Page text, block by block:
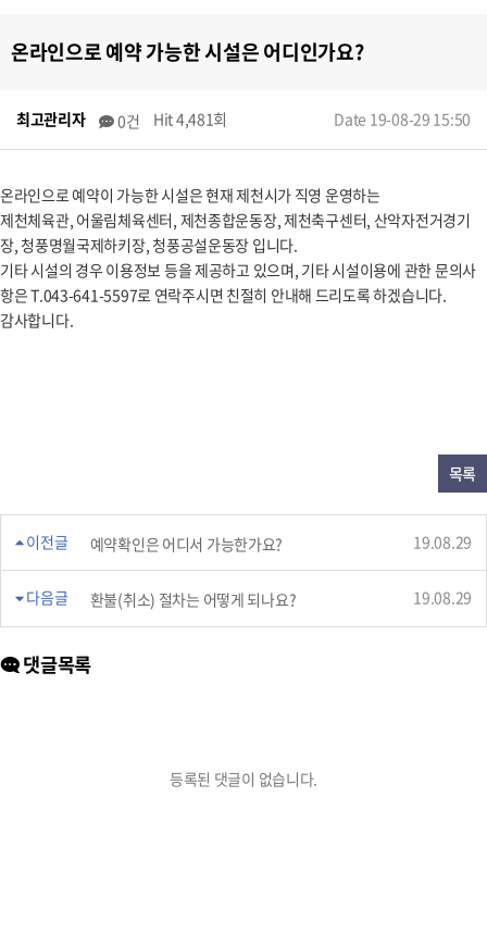
온라인으로 예약 가능한 시설은 어디인가요?
최고관리자 0건 Hit 4,481회 Date 19-08-29 15:50
온라인으로 예약이 가능한 시설은 현재 제천시가 직영 운영하는
제천체육관, 어울림체육센터, 제천종합운동장, 제천축구센터, 산악자전거경기
장, 청풍명월국제하키장, 청풍공설운동장 입니다.
기타 시설의 경우 이용정보 등을 제공하고 있으며, 기타 시설이용에 관한 문의사
항은 T.043-641-5597로 연락주시면 친절히 안내해 드리도록 하겠습니다.
감사합니다.
목록
이전글 예약확인은 어디서 가능한가요? 19.08.29
다음글 환불(취소) 절차는 어떻게 되나요? 19.08.29
댓글목록
등록된 댓글이 없습니다.